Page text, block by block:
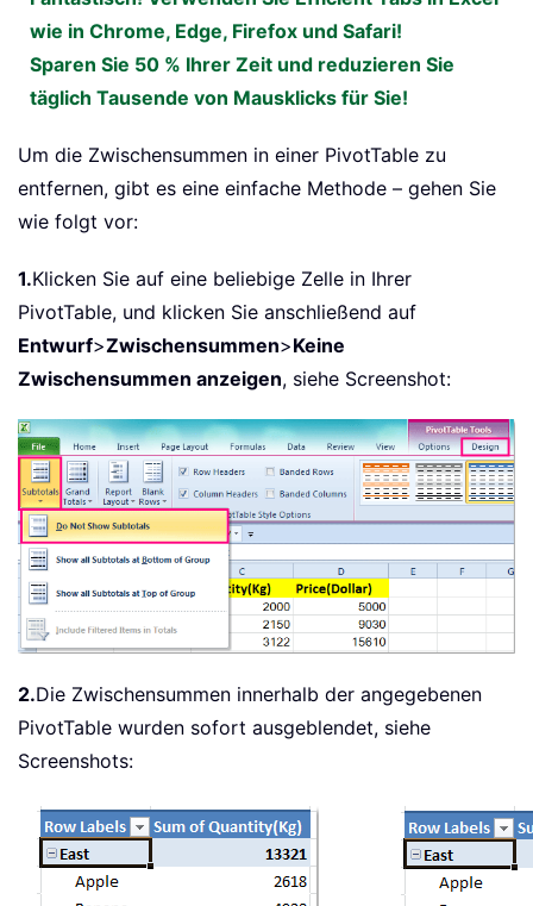
wie in Chrome, Edge, Firefox und Safari!
Sparen Sie 50 % Ihrer Zeit und reduzieren Sie
täglich Tausende von Mausklicks für Sie!
Um die Zwischensummen in einer PivotTable zu
entfernen, gibt es eine einfache Methode – gehen Sie
wie folgt vor:
1.Klicken Sie auf eine beliebige Zelle in Ihrer
PivotTable, und klicken Sie anschließend auf
Entwurf>Zwischensummen>Keine
Zwischensummen anzeigen, siehe Screenshot:
2.Die Zwischensummen innerhalb der angegebenen
PivotTable wurden sofort ausgeblendet, siehe
Screenshots: